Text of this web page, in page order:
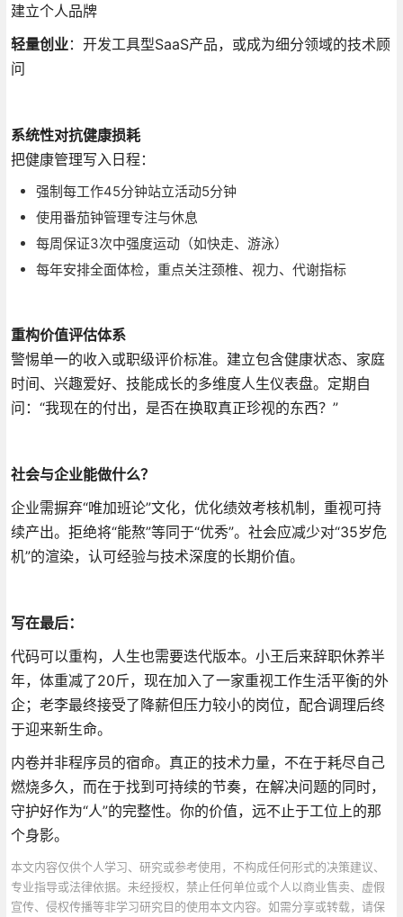
建立个人品牌
轻量创业：开发工具型SaaS产品，或成为细分领域的技术顾
问
系统性对抗健康损耗
把健康管理写入日程：
强制每工作45分钟站立活动5分钟
使用番茄钟管理专注与休息
每周保证3次中强度运动（如快走、游泳）
每年安排全面体检，重点关注颈椎、视力、代谢指标
重构价值评估体系
警惕单一的收入或职级评价标准。建立包含健康状态、家庭
时间、兴趣爱好、技能成长的多维度人生仪表盘。定期自
问：“我现在的付出，是否在换取真正珍视的东西？”
社会与企业能做什么？
企业需摒弃“唯加班论”文化，优化绩效考核机制，重视可持
续产出。拒绝将“能熬”等同于“优秀”。社会应减少对“35岁危
机”的渲染，认可经验与技术深度的长期价值。
写在最后：
代码可以重构，人生也需要迭代版本。小王后来辞职休养半
年，体重减了20斤，现在加入了一家重视工作生活平衡的外
企；老李最终接受了降薪但压力较小的岗位，配合调理后终
于迎来新生命。
内卷并非程序员的宿命。真正的技术力量，不在于耗尽自己
燃烧多久，而在于找到可持续的节奏，在解决问题的同时，
守护好作为“人”的完整性。你的价值，远不止于工位上的那
个身影。
本文内容仅供个人学习、研究或参考使用，不构成任何形式的决策建议、
专业指导或法律依据。未经授权，禁止任何单位或个人以商业售卖、虚假
宣传、侵权传播等非学习研究目的使用本文内容。如需分享或转载，请保